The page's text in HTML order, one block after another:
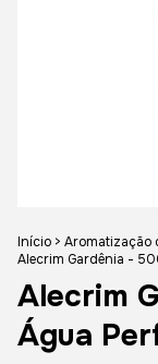
Início > Aromatização
Alecrim Gardênia -
Alecrim
Água